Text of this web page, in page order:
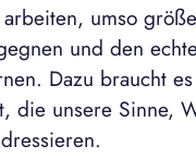
umso
und den
Dazu braucht
die unsere Sinne,